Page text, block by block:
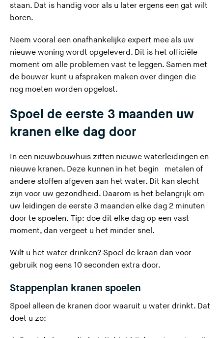
staan. Dat is handig voor als u later ergens een gat wilt
boren.
Neem vooral een onafhankelijke expert mee als uw
nieuwe woning wordt opgeleverd. Dit is het officiële
moment om alle problemen vast te leggen. Samen met
de bouwer kunt u afspraken maken over dingen die
nog moeten worden opgelost.
Spoel de eerste 3 maanden uw
kranen elke dag door
In een nieuwbouwhuis zitten nieuwe waterleidingen en
nieuwe kranen. Deze kunnen in het begin metalen of
andere stoffen afgeven aan het water. Dit kan slecht
zijn voor uw gezondheid. Daarom is het belangrijk om
uw leidingen de eerste 3 maanden elke dag 2 minuten
door te spoelen. Tip: doe dit elke dag op een vast
moment, dan vergeet u het minder snel.
Wilt u het water drinken? Spoel de kraan dan voor
gebruik nog eens 10 seconden extra door.
Stappenplan kranen spoelen
Spoel alleen de kranen door waaruit u water drinkt. Dat
doet u zo: